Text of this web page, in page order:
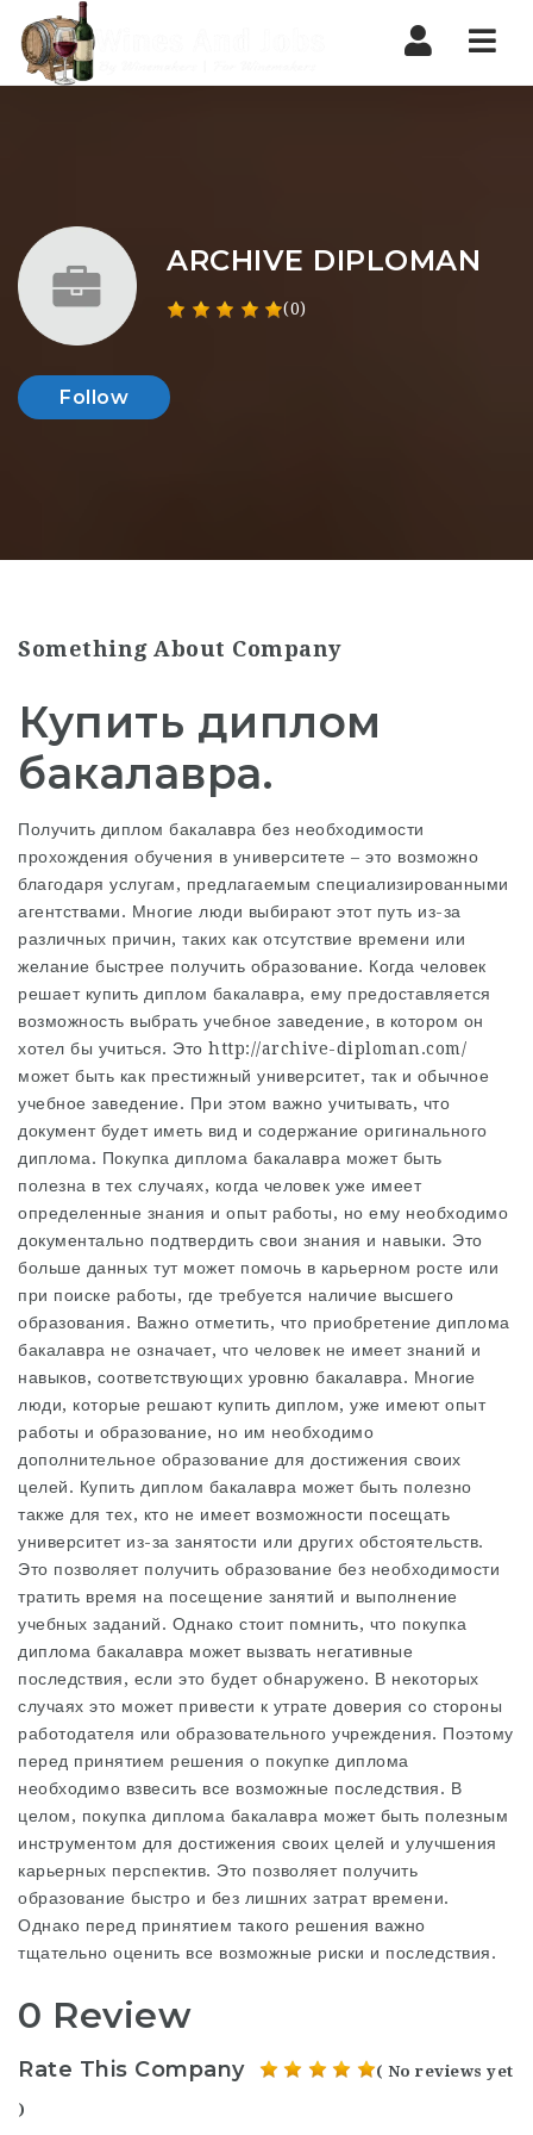
ARCHIVE DIPLOMAN
(0)
Follow
Something About Company
Купить диплом
бакалавра.
Получить диплом бакалавра без необходимости
прохождения обучения в университете – это возможно
благодаря услугам, предлагаемым специализированными
агентствами. Многие люди выбирают этот путь из-за
различных причин, таких как отсутствие времени или
желание быстрее получить образование. Когда человек
решает купить диплом бакалавра, ему предоставляется
возможность выбрать учебное заведение, в котором он
хотел бы учиться. Это http://archive-diploman.com/
может быть как престижный университет, так и обычное
учебное заведение. При этом важно учитывать, что
документ будет иметь вид и содержание оригинального
диплома. Покупка диплома бакалавра может быть
полезна в тех случаях, когда человек уже имеет
определенные знания и опыт работы, но ему необходимо
документально подтвердить свои знания и навыки. Это
больше данных тутможет помочь в карьерном росте или
при поиске работы, где требуется наличие высшего
образования. Важно отметить, что приобретение диплома
бакалавра не означает, что человек не имеет знаний и
навыков, соответствующих уровню бакалавра. Многие
люди, которые решают купить диплом, уже имеют опыт
работы и образование, но им необходимо
дополнительное образование для достижения своих
целей. Купить диплом бакалавра может быть полезно
также для тех, кто не имеет возможности посещать
университет из-за занятости или других обстоятельств.
Это позволяет получить образование без необходимости
тратить время на посещение занятий и выполнение
учебных заданий. Однако стоит помнить, что покупка
диплома бакалавра может вызвать негативные
последствия, если это будет обнаружено. В некоторых
случаях это может привести к утрате доверия со стороны
работодателя или образовательного учреждения. Поэтому
перед принятием решения о покупке диплома
необходимо взвесить все возможные последствия. В
целом, покупка диплома бакалавра может быть полезным
инструментом для достижения своих целей и улучшения
карьерных перспектив. Это позволяет получить
образование быстро и без лишних затрат времени.
Однако перед принятием такого решения важно
тщательно оценить все возможные риски и последствия.
0 Review
Rate This Company ( No reviews yet
)